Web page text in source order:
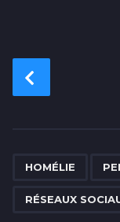
o
HOMÉLIE
RÉSEAUX